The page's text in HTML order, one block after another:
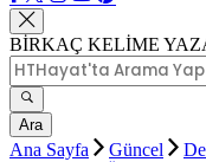
BİRKAÇ KELİME
Ara
Ana Sayfa Güncel